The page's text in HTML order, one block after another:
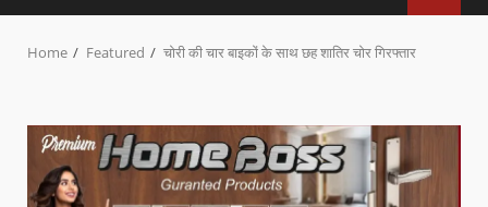
Home Featured चोरी की चार बाइकों के साथ छह शातिर चोर गिरफ्तार